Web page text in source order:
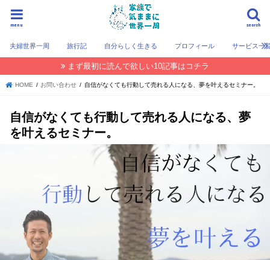
search
menu
夫婦世界一周 旅行記 自分らしく生きる プロフィール サービス一
まず最初に読んで欲しい10記事はコチラ
HOME お問い合わせ 自信がなくても行動して売れる人になる、夢を叶えるセミナー。
自信がなくても行動して売れる人になる、夢
を叶えるセミナー。